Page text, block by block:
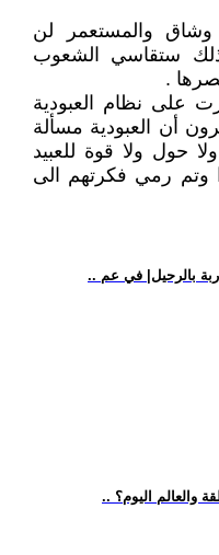
والمستعمر لن
ستقاسي الشعوب
.
على نظام العبودية
أن العبودية مسألة
حول ولا قوة للعبيد
وتم رمي فكرتهم الى
بالرحيل| في عم
والعالم اليوم؟